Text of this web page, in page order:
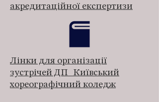
акредитаційної експертизи
Лінки для організації
зустрічей ДП_Київський
хореографічний коледж